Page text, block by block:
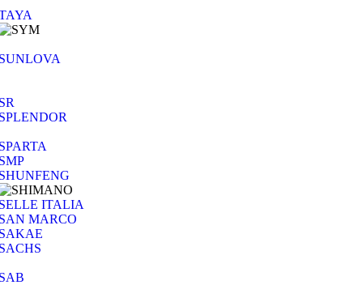
ITALIA
MARCO